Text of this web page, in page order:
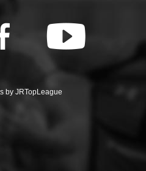
by JRTopLeague